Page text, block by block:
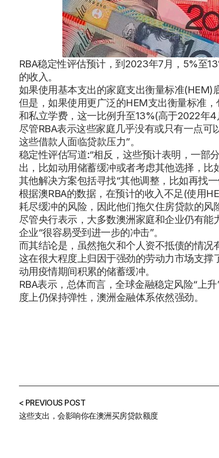
RBA稳定性评估预计，到2023年7月，5%至
的收入。
如果使用基本支出的家庭支出衡量标准(HEM)
但是，如果使用更广泛的HEM支出衡量标准
和私立学费，这一比例升至13%(高于2022年4
尽管RBA表示这些家庭几乎没有或只有一点
这些借款人面临贷款压力”。
稳定性评估写道:“相反，这些预计表明，一部
出，比如动用储蓄缓冲或者考虑其他选择，比
其他解决方案包括寻找“其他调整，比如再找
根据澳RBA的数据，在预计的收入不足(使用
耗尽缓冲的风险，因此他们拖欠住房贷款的风
尽管央行表示，大多数澳洲家庭和企业仍有
企业“很容易受到进一步的冲击”。
而其结论是，虽然拖欠和个人资不抵债的情况
这在很大程度上归因于强劲的劳动力市场支
动用疫情期间积累的储蓄缓冲。
RBA表示，总体而言，全球金融稳定风险“上
度上仍保持弹性，澳洲金融体系依然强劲。
< PREVIOUS POST
这些支出，会影响你在澳洲买房贷款额度